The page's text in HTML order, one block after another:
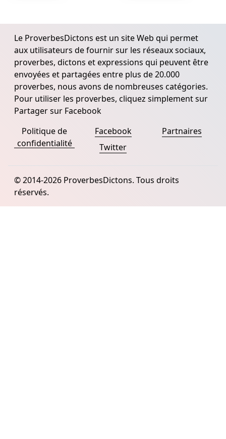
Le ProverbesDictons est un site Web qui permet
aux utilisateurs de fournir sur les réseaux sociaux,
proverbes, dictons et expressions qui peuvent être
envoyées et partagées entre plus de 20.000
proverbes, nous avons de nombreuses catégories.
Pour utiliser les proverbes, cliquez simplement sur
Partager sur Facebook
Politique de
confidentialité
Facebook
Twitter
Partnaires
© 2014-2026 ProverbesDictons. Tous droits
réservés.